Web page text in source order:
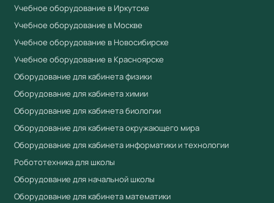
Учебное оборудование в Иркутске
Учебное оборудование в Москве
Учебное оборудование в Новосибирске
Учебное оборудование в Красноярске
Оборудование для кабинета физики
Оборудование для кабинета химии
Оборудование для кабинета биологии
Оборудование для кабинета окружающего мира
Оборудование для кабинета информатики и технологии
Робототехника для школы
Оборудование для начальной школы
Оборудование для кабинета математики